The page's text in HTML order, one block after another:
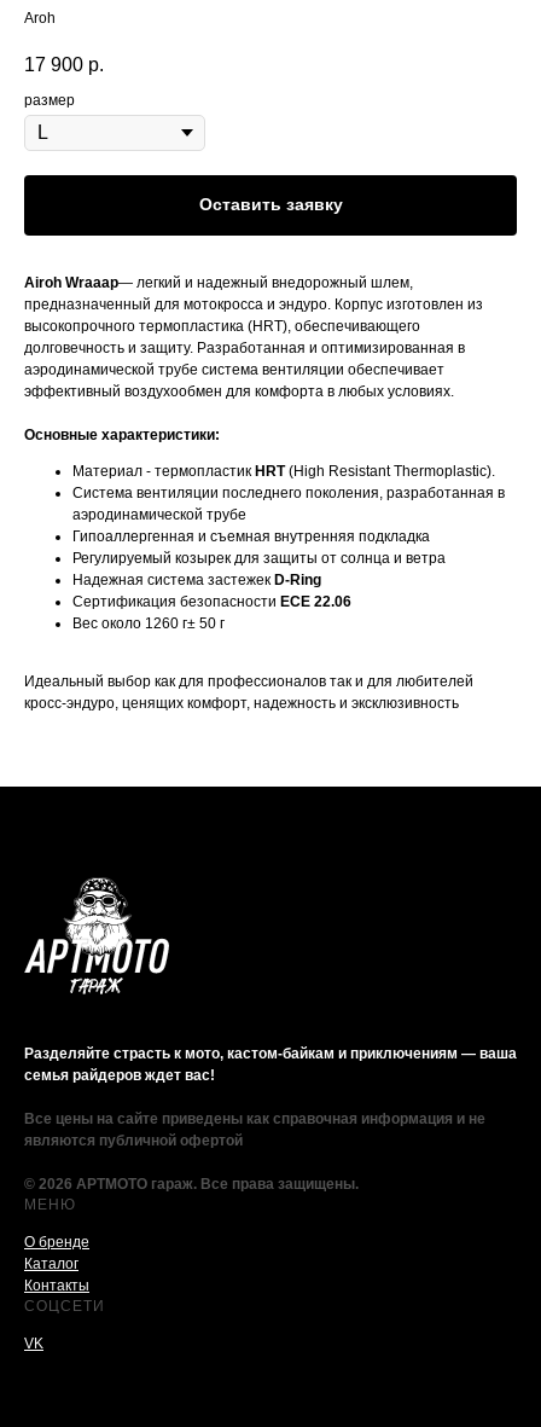
Aroh
17 900 р.
размер
Оставить заявку
Airoh Wraaap— легкий и надежный внедорожный шлем,
предназначенный для мотокросса и эндуро. Корпус изготовлен из
высокопрочного термопластика (HRT), обеспечивающего
долговечность и защиту. Разработанная и оптимизированная в
аэродинамической трубе система вентиляции обеспечивает
эффективный воздухообмен для комфорта в любых условиях.
Основные характеристики:
Материал - термопластик HRT(High Resistant Thermoplastic).
Система вентиляции последнего поколения, разработанная в
аэродинамической трубе
Гипоаллергенная и съемная внутренняя подкладка
Регулируемый козырек для защиты от солнца и ветра
Надежная система застежек D-Ring
Сертификация безопасности ECE 22.06
Вес около 1260 г± 50 г
Идеальный выбор как для профессионалов так и для любителей
кросс-эндуро, ценящих комфорт, надежность и эксклюзивность
Разделяйте страсть к мото, кастом-байкам и приключениям — ваша
семья райдеров ждет вас!
Все цены на сайте приведены как справочная информация и не
являются публичной офертой
© 2026 АРТМОТО гараж. Все права защищены.
МЕНЮ
О бренде
Каталог
Контакты
СОЦСЕТИ
VK